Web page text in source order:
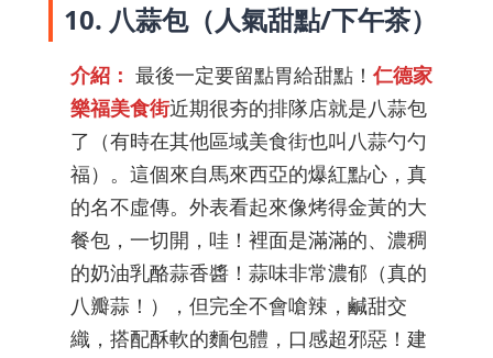
10. 八蒜包（人氣甜點/下午茶）
介紹： 最後一定要留點胃給甜點！仁德家
樂福美食街近期很夯的排隊店就是八蒜包
了（有時在其他區域美食街也叫八蒜勺勺
福）。這個來自馬來西亞的爆紅點心，真
的名不虛傳。外表看起來像烤得金黃的大
餐包，一切開，哇！裡面是滿滿的、濃稠
的奶油乳酪蒜香醬！蒜味非常濃郁（真的
八瓣蒜！），但完全不會嗆辣，鹹甜交
織，搭配酥軟的麵包體，口感超邪惡！建